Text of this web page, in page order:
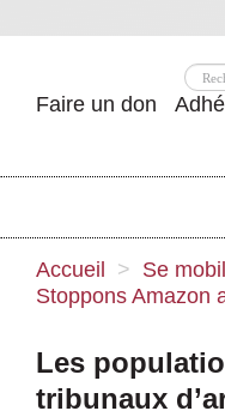
Faire un don
Attac ?
Se mobiliser
Accueil > Se
Stoppons Amazon
Les
tribunaux